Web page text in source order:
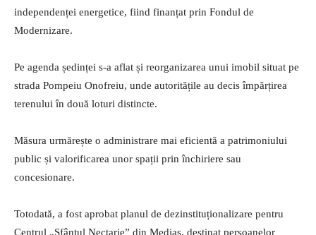
independenței energetice, fiind finanțat prin Fondul de
Modernizare.
Pe agenda ședinței s-a aflat și reorganizarea unui imobil situat pe
strada Pompeiu Onofreiu, unde autoritățile au decis împărțirea
terenului în două loturi distincte.
Măsura urmărește o administrare mai eficientă a patrimoniului
public și valorificarea unor spații prin închiriere sau
concesionare.
Totodată, a fost aprobat planul de dezinstituționalizare pentru
Centrul „Sfântul Nectarie” din Mediaș, destinat persoanelor